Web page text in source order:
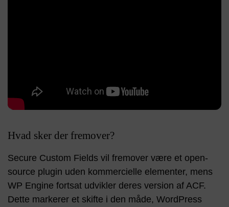
Hvad sker der fremover?
Secure Custom Fields vil fremover være et open-
source plugin uden kommercielle elementer, mens
WP Engine fortsat udvikler deres version af ACF.
Dette markerer et skifte i den måde, WordPress